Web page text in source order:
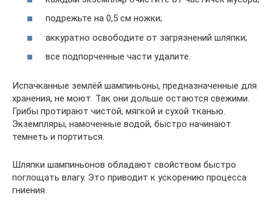
подрежьте на 0,5 см ножки;
аккуратно освободите от загрязнений шляпки;
все подпорченные части удалите.
Испачканные землёй шампиньоны, предназначенные для
хранения, не моют. Так они дольше остаются свежими.
Грибы протирают чистой, мягкой и сухой тканью.
Экземпляры, намоченные водой, быстро начинают
темнеть и портиться.
Шляпки шампиньонов обладают свойством быстро
поглощать влагу. Это приводит к ускорению процесса
гниения.